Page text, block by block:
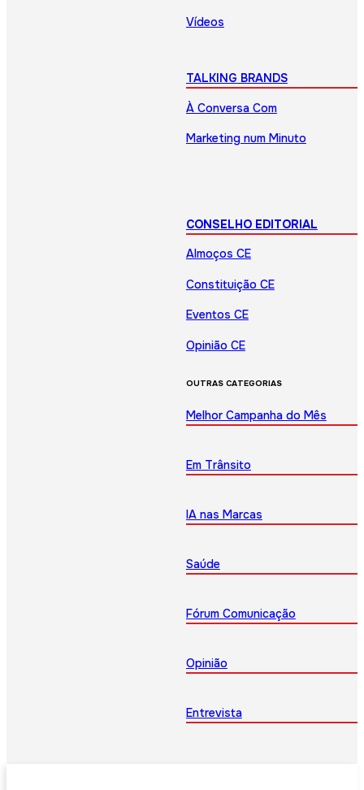
Vídeos
TALKING BRANDS
À Conversa Com
Marketing num Minuto
CONSELHO EDITORIAL
Almoços CE
Constituição CE
Eventos CE
Opinião CE
OUTRAS CATEGORIAS
Melhor Campanha do Mês
Em Trânsito
IA nas Marcas
Saúde
Fórum Comunicação
Opinião
Entrevista